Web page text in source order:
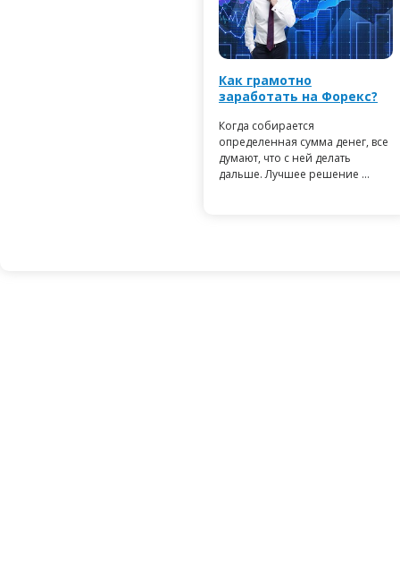
Как грамотно
заработать на Форекс?
Когда собирается
определенная сумма денег, все
думают, что с ней делать
дальше. Лучшее решение ...